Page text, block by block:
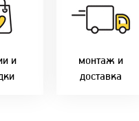
и
- 2%
-
- 10%
монтаж и
доставка
Качественный
монтаж дверей,
окон и мебели.
Беларуси.
В удобное для Вас